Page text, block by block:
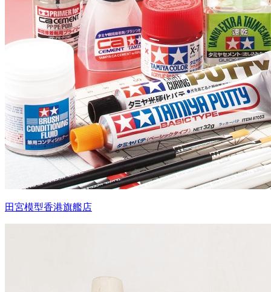
田宮模型香港旗艦店